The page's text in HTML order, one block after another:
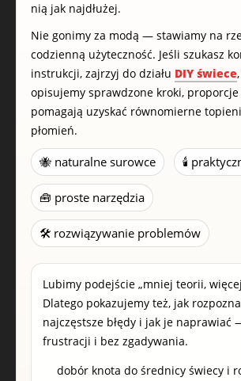
nią jak najdłużej.
Nie gonimy za modą — stawiamy na
codzienną użyteczność. Jeśli szukasz
instrukcji, zajrzyj do działu DIY świece
opisujemy sprawdzone kroki,
pomagają uzyskać równomierne
płomień.
🐝 naturalne surowce 🕯️
🧰 proste narzędzia
🛠️ rozwiązywanie problemów
Lubimy podejście „mniej teorii,
Dlatego pokazujemy też, jak
najczęstsze błędy i jak je naprawiać
frustracji i bez zgadywania.
dobór knota do średnicy świecy i